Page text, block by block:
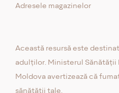
Adresele magazinelor
Această resursă este
adulților. Ministerul Sănătății
Moldova avertizează că
sănătății tale.